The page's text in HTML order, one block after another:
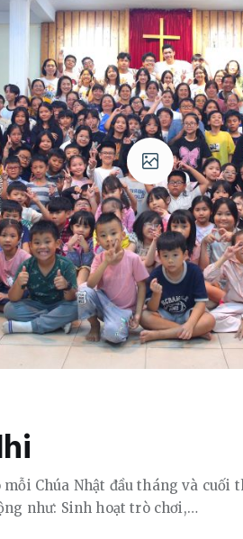
Chúa Nhật đầu tháng và cuối
như: Sinh hoạt trò chơi,…